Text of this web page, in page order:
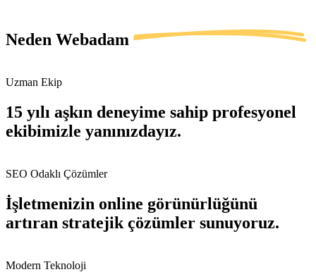
Neden Webadam
Uzman Ekip
15 yılı aşkın deneyime sahip profesyonel
ekibimizle yanınızdayız.
SEO Odaklı Çözümler
İşletmenizin online görünürlüğünü
artıran stratejik çözümler sunuyoruz.
Modern Teknoloji